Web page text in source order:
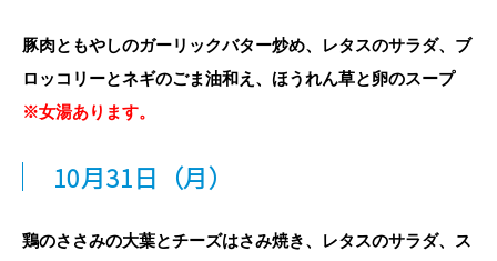
豚肉ともやしのガーリックバター炒め、レタスのサラダ、ブ
ロッコリーとネギのごま油和え、ほうれん草と卵のスープ
※女湯あります。
10月31日 （月）
鶏のささみの大葉とチーズはさみ焼き、レタスのサラダ、ス